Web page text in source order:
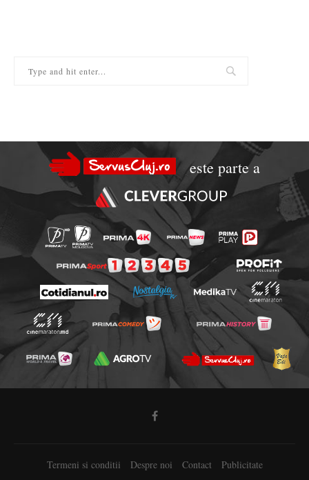
este parte a
Termeni si conditii Despre noi Contact Publicitate